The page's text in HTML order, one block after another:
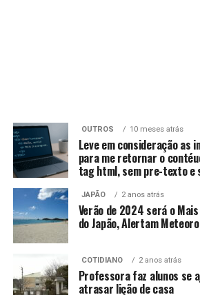
OUTROS 10 meses atrás
Leve em consideração as
para me retornar o
tag html, sem pre-texto e
JAPÃO 2 anos atrás
Verão de 2024 será o
do Japão, Alertam
COTIDIANO 2 anos atrás
Professora faz alunos se
atrasar lição de casa